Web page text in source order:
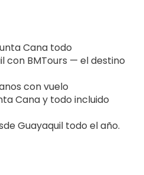
Cana todo
con BMTours — el destino
con vuelo
Cana y todo incluido
Guayaquil todo el año.